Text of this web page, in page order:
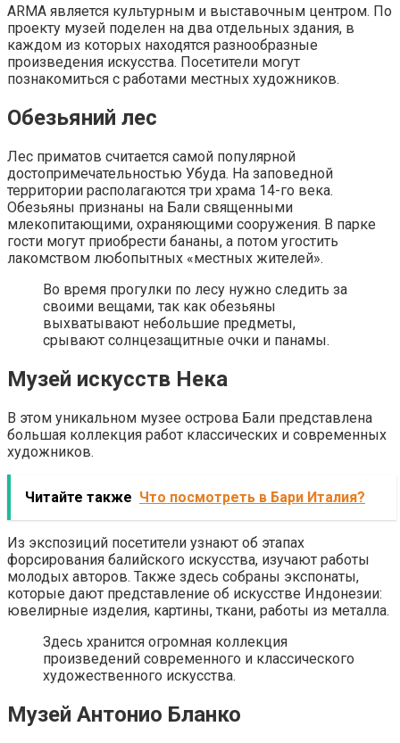
ARMA является культурным и выставочным центром. По
проекту музей поделен на два отдельных здания, в
каждом из которых находятся разнообразные
произведения искусства. Посетители могут
познакомиться с работами местных художников.
Обезьяний лес
Лес приматов считается самой популярной
достопримечательностью Убуда. На заповедной
территории располагаются три храма 14-го века.
Обезьяны признаны на Бали священными
млекопитающими, охраняющими сооружения. В парке
гости могут приобрести бананы, а потом угостить
лакомством любопытных «местных жителей».
Во время прогулки по лесу нужно следить за
своими вещами, так как обезьяны
выхватывают небольшие предметы,
срывают солнцезащитные очки и панамы.
Музей искусств Нека
В этом уникальном музее острова Бали представлена
большая коллекция работ классических и современных
художников.
Читайте также Что посмотреть в Бари Италия?
Из экспозиций посетители узнают об этапах
форсирования балийского искусства, изучают работы
молодых авторов. Также здесь собраны экспонаты,
которые дают представление об искусстве Индонезии:
ювелирные изделия, картины, ткани, работы из металла.
Здесь хранится огромная коллекция
произведений современного и классического
художественного искусства.
Музей Антонио Бланко